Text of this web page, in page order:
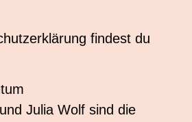
findest du
Julia Wolf sind die